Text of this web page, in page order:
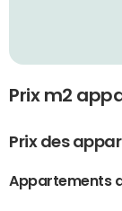
Prix m2
Prix des
Appartements